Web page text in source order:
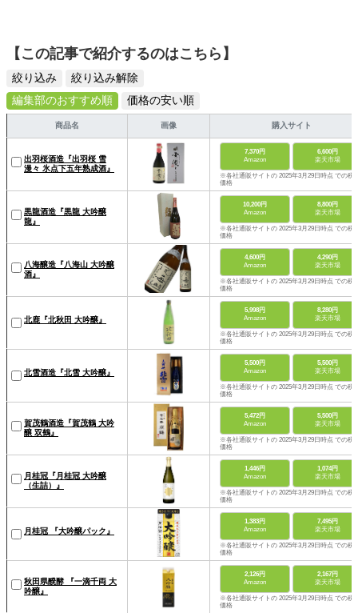
【この記事で紹介するのはこちら】
絞り込み
絞り込み解除
編集部のおすすめ順
価格の安い順
商品名 画像 購入サイト
出羽桜酒造『出羽桜 雪
漫々 氷点下五年熟成酒』
7,370円
Amazon
6,600円
楽天市場
※各社通販サイトの 2025年3月29日時点 での税
価格
黒龍酒造『黒龍 大吟醸
龍』
10,200円
Amazon
8,800円
楽天市場
※各社通販サイトの 2025年3月29日時点 での税
価格
八海醸造『八海山 大吟醸
酒』
4,600円
Amazon
4,290円
楽天市場
※各社通販サイトの 2025年3月29日時点 での税
価格
北鹿『北秋田 大吟醸』
5,998円
Amazon
8,280円
楽天市場
※各社通販サイトの 2025年3月29日時点 での税
価格
北雪酒造『北雪 大吟醸』
5,500円
Amazon
5,500円
楽天市場
※各社通販サイトの 2025年3月29日時点 での税
価格
賀茂鶴酒造『賀茂鶴 大吟
醸 双鶴』
5,472円
Amazon
5,500円
楽天市場
※各社通販サイトの 2025年3月29日時点 での税
価格
月桂冠『月桂冠 大吟醸
（生詰）』
1,446円
Amazon
1,074円
楽天市場
※各社通販サイトの 2025年3月29日時点 での税
価格
月桂冠 『大吟醸パック』
1,383円
Amazon
7,495円
楽天市場
※各社通販サイトの 2025年3月29日時点 での税
価格
秋田県醗酵 『一滴千両 大
吟醸』
2,126円
Amazon
2,167円
楽天市場
※各社通販サイトの 2025年3月29日時点 での税
価格